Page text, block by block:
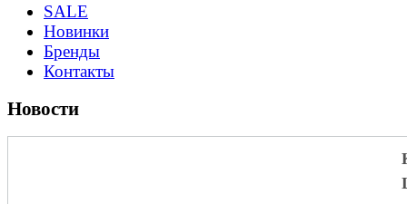
SALE
Новинки
Бренды
Контакты
Новости